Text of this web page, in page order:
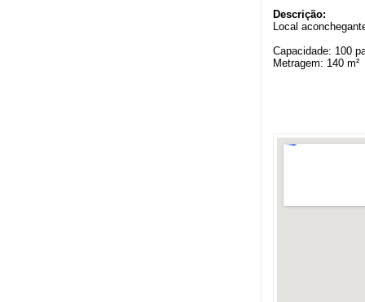
Descrição:
Local
Capacidade: 100
Metragem: 140 m²